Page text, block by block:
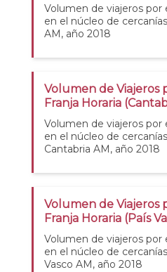
Volumen de viajeros por
en el núcleo de
AM, año 2018
Volumen de Viajeros
Franja Horaria
Volumen de viajeros por
en el núcleo de cercanías
Cantabria AM, año 2018
Volumen de Viajeros
Franja Horaria (País
Volumen de viajeros por
en el núcleo de
Vasco AM, año 2018